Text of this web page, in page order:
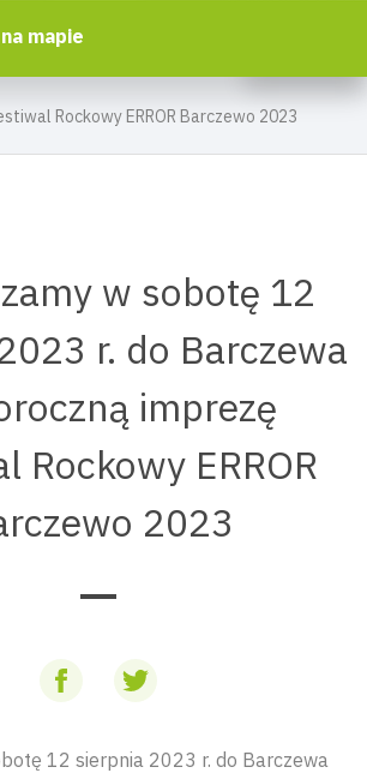
Rockowy ERROR Barczewo 2023
mapie
w sobotę 12
r. do Barczewa
imprezę
Rockowy ERROR
2023
12 sierpnia 2023 r. do Barczewa